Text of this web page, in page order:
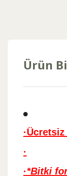
Ürün
·Ücretsiz
·
·*Bitki